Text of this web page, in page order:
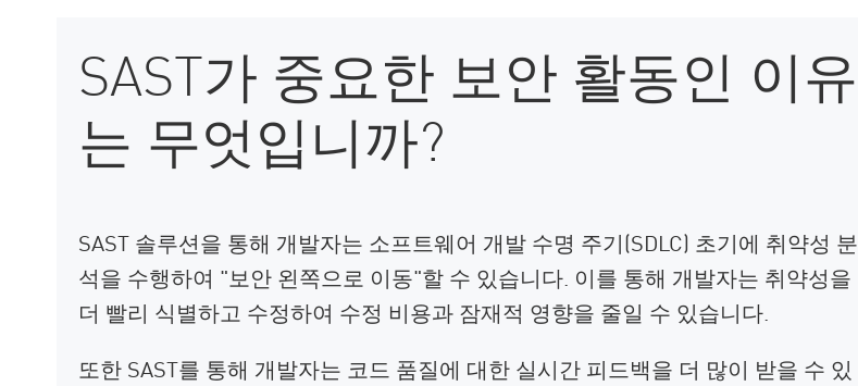
SAST가 중요한 보안 활동인 이유
는 무엇입니까?
SAST 솔루션을 통해 개발자는 소프트웨어 개발 수명 주기(SDLC) 초기에 취약성 분
석을 수행하여 "보안 왼쪽으로 이동"할 수 있습니다. 이를 통해 개발자는 취약성을
더 빨리 식별하고 수정하여 수정 비용과 잠재적 영향을 줄일 수 있습니다.
또한 SAST를 통해 개발자는 코드 품질에 대한 실시간 피드백을 더 많이 받을 수 있